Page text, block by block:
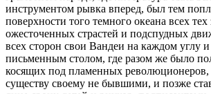
инструментом рывка вперед, был тем
поверхности того темного океана всех
ожесточенных страстей и подспудных
всех сторон свои Вандеи на каждом углу
письменным столом, где разом же было
косящих под пламенных революционеров,
существу своему не бывшими, и позже